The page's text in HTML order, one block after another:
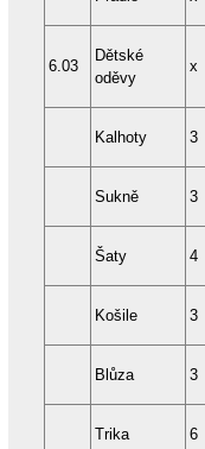
6.03
Dětské
oděvy
x
Kalhoty 3
Sukně 3
Šaty 4
Košile 3
Blůza 3
Trika 6